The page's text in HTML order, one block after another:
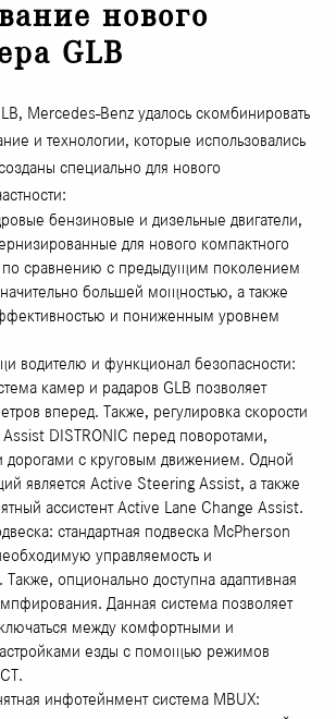
нового
GLB
Mercedes-Benz удалось скомбинировать
и технологии, которые использовались
специально для нового
бензиновые и дизельные двигатели,
для нового компактного
сравнению с предыдущим поколением
большей мощностью, а также
и пониженным уровнем
водителю и функционал безопасности:
камер и радаров GLB позволяет
вперед. Также, регулировка скорости
DISTRONIC перед поворотами,
дорогами с круговым движением. Одной
является Active Steering Assist, а также
ассистент Active Lane Change Assist.
стандартная подвеска McPherson
управляемость и
Также, опционально доступна адаптивная
Данная система позволяет
между комфортными и
езды с помощью режимов
инфотейнмент система MBUX: